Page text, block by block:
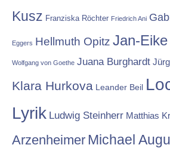
Kusz Franziska Röchter Friedrich Ani
Eggers Hellmuth Opitz Jan-
Wolfgang von Goethe Juana Burghardt
Klara Hurkova Leander Beil
Lyrik Ludwig Steinherr Matthias
Arzenheimer Michael